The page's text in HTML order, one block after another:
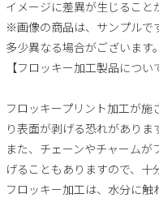
イメージに差異が生じること
※画像の商品は、サンプルで
多少異なる場合がございます。
【フロッキー加工製品につい
フロッキープリント加工が
り表面が剥げる恐れがありま
また、チェーンやチャーム
げることもありますので、十
フロッキー加工は、水分に